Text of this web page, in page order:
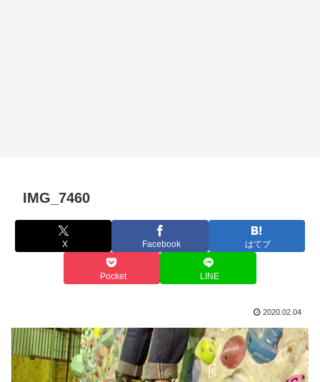
IMG_7460
X Facebook はてブ
Pocket LINE
2020.02.04